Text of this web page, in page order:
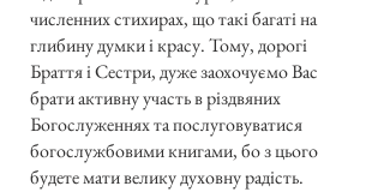
численних стихирах, що такі багаті на
глибину думки і красу. Тому, дорогі
Браття і Сестри, дуже заохочуємо Вас
брати активну участь в різдвяних
Богослуженнях та послуговуватися
богослужбовими книгами, бо з цього
будете мати велику духовну радість.